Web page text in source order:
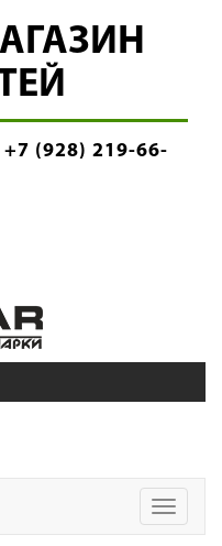
+7 (928) 219-66-
Toggle